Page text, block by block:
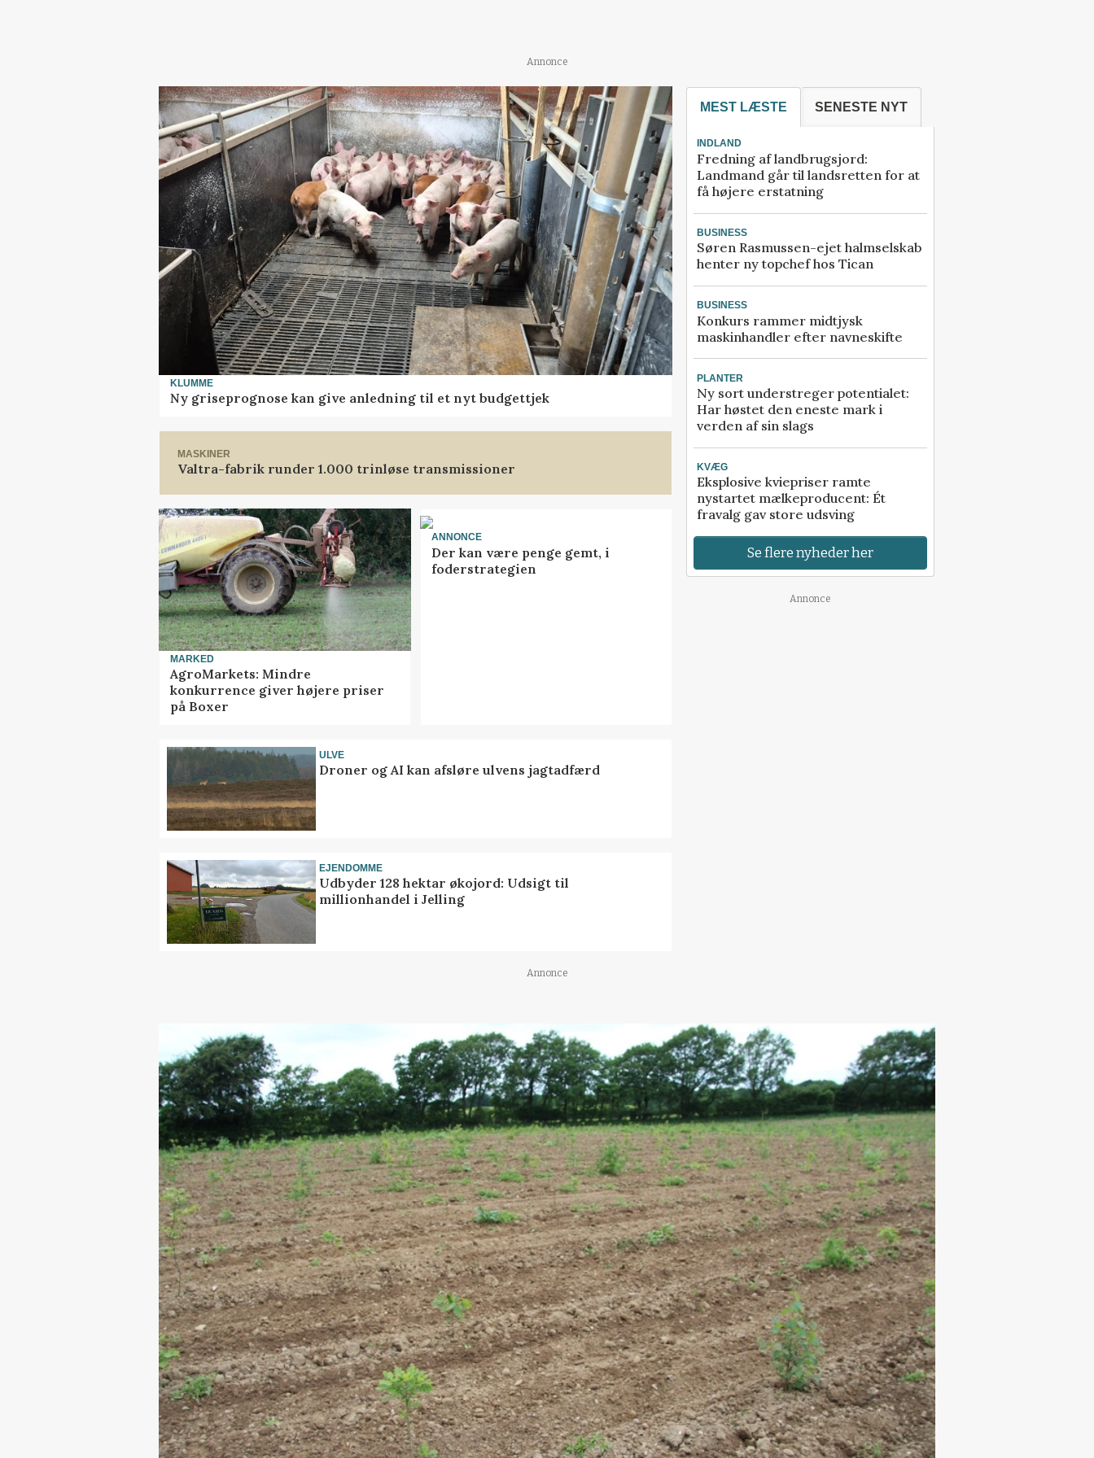
Annonce
KLUMME
Ny griseprognose kan give anledning til et nyt budgettjek
MASKINER
Valtra-fabrik runder 1.000 trinløse transmissioner
MARKED
AgroMarkets: Mindre
konkurrence giver højere priser
på Boxer
ANNONCE
Der kan være penge gemt, i
foderstrategien
ULVE
Droner og AI kan afsløre ulvens jagtadfærd
EJENDOMME
Udbyder 128 hektar økojord: Udsigt til
millionhandel i Jelling
MEST LÆSTE SENESTE NYT
INDLAND
Fredning af landbrugsjord:
Landmand går til landsretten for at
få højere erstatning
BUSINESS
Søren Rasmussen-ejet halmselskab
henter ny topchef hos Tican
BUSINESS
Konkurs rammer midtjysk
maskinhandler efter navneskifte
PLANTER
Ny sort understreger potentialet:
Har høstet den eneste mark i
verden af sin slags
KVÆG
Eksplosive kviepriser ramte
nystartet mælkeproducent: Ét
fravalg gav store udsving
Se flere nyheder her
Annonce
Annonce